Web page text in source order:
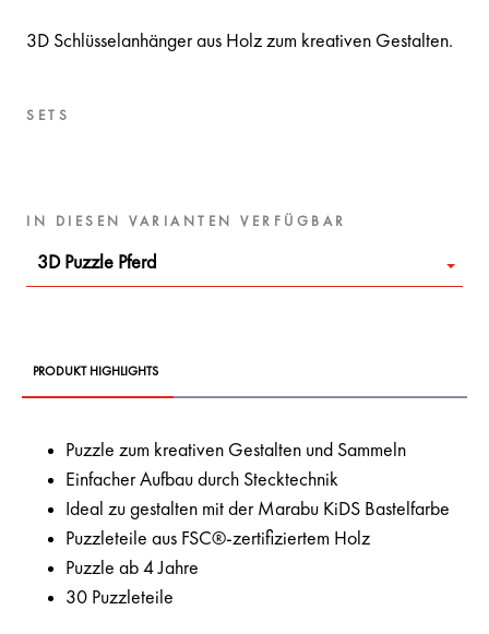
3D Schlüsselanhänger aus Holz zum kreativen Gestalten.
SETS
IN DIESEN VARIANTEN VERFÜGBAR
3D Puzzle Pferd
PRODUKT HIGHLIGHTS
Puzzle zum kreativen Gestalten und Sammeln
Einfacher Aufbau durch Stecktechnik
Ideal zu gestalten mit der Marabu KiDS Bastelfarbe
Puzzleteile aus FSC®-zertifiziertem Holz
Puzzle ab 4 Jahre
30 Puzzleteile